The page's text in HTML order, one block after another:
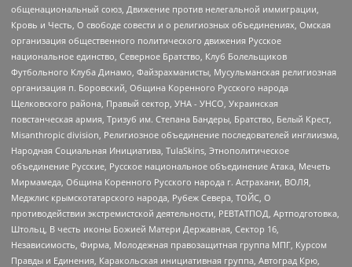
общенациональный союз, Движение против нелегальной иммиграции,
Кровь и Честь, О свободе совести и о религиозных объединениях, Омская
организация общественного политического движения Русское
национальное единство, Северное Братство, Клуб Болельщиков
Футбольного Клуба Динамо, Файзрахманисты, Мусульманская религиозная
организация п. Боровский, Община Коренного Русского народа
Щелковского района, Правый сектор, УНА - УНСО, Украинская
повстанческая армия, Тризуб им. Степана Бандеры, Братство, Белый Крест,
Misanthropic division, Религиозное объединение последователей инглиизма,
Народная Социальная Инициатива, TulaSkins, Этнополитическое
объединение Русские, Русское национальное объединение Атака, Мечеть
Мирмамеда, Община Коренного Русского народа г. Астрахани, ВОЛЯ,
Меджлис крымскотатарского народа, Рубеж Севера, ТОЙС, О
противодействии экстремистской деятельности, РЕВТАТПОД, Артподготовка,
Штольц, В честь иконы Божией Матери Державная, Сектор 16,
Независимость, Фирма, Молодежная правозащитная группа МПГ, Курсом
Правды и Единения, Каракольская инициативная группа, Автоград Крю,